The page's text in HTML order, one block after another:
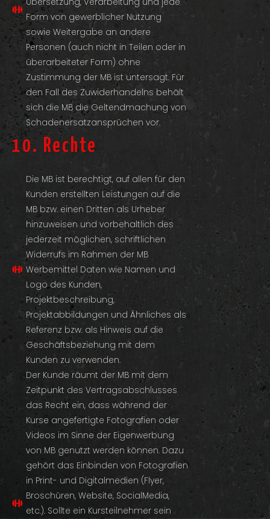
Form von gewerblicher Nutzung
sowie Weitergabe an andere
Personen (auch nicht in Teilen oder in
überarbeiteter Form) ohne
Zustimmung der MB ist untersagt. Für
den Fall des Zuwiderhandelns behält
sich die MB die Geltendmachung von
Schadenersatzansprüchen vor.
10. Rechte
Die MB ist berechtigt, auf allen für den
Kunden erstellten Leistungen auf die
MB bzw. einen Dritten als Urheber
hinzuweisen und vorbehaltlich des
jederzeit möglichen, schriftlichen
Widerrufs im Rahmen der MB
Werbemittel Daten wie Namen und
Logo des Kunden,
Projektbeschreibung,
Projektabbildungen und Ähnliches als
Referenz bzw. als Hinweis auf die
Geschäftsbeziehung mit dem
Kunden zu verwenden.
Der Kunde räumt der MB mit dem
Zeitpunkt des Vertragsabschlusses
das Recht ein, dass während der
Kurse angefertigte Fotografien oder
Videos im Sinne der Eigenwerbung
von MB genutzt werden können. Dazu
gehört das Einbinden von Fotografien
in Print- und Digitalmedien (Flyer,
Broschüren, Website, SocialMedia,
etc.). Sollte ein Kursteilnehmer sein